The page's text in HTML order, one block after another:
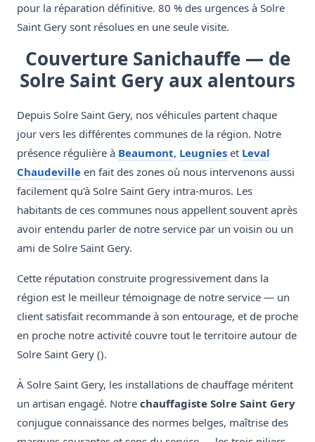
pour la réparation définitive. 80 % des urgences à Solre
Saint Gery sont résolues en une seule visite.
Couverture Sanichauffe — de
Solre Saint Gery aux alentours
Depuis Solre Saint Gery, nos véhicules partent chaque
jour vers les différentes communes de la région. Notre
présence régulière à Beaumont, Leugnies et Leval
Chaudeville en fait des zones où nous intervenons aussi
facilement qu'à Solre Saint Gery intra-muros. Les
habitants de ces communes nous appellent souvent après
avoir entendu parler de notre service par un voisin ou un
ami de Solre Saint Gery.
Cette réputation construite progressivement dans la
région est le meilleur témoignage de notre service — un
client satisfait recommande à son entourage, et de proche
en proche notre activité couvre tout le territoire autour de
Solre Saint Gery ().
À Solre Saint Gery, les installations de chauffage méritent
un artisan engagé. Notre chauffagiste Solre Saint Gery
conjugue connaissance des normes belges, maîtrise des